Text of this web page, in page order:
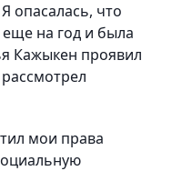
опасалась, что
еще на год и была
Кажыкен проявил
мои права